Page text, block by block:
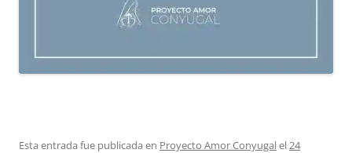
Esta entrada fue publicada en Proyecto Amor Conyugalel24